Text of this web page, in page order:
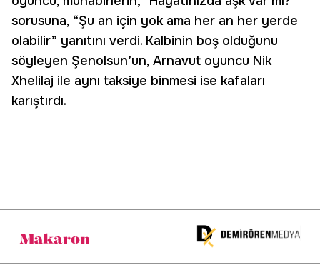
sorusuna, “Şu an için yok ama her an her yerde
olabilir” yanıtını verdi. Kalbinin boş olduğunu
söyleyen Şenolsun’un, Arnavut oyuncu Nik
Xhelilaj ile aynı taksiye binmesi ise kafaları
karıştırdı.